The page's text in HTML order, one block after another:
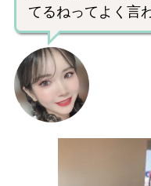
てるねってよく言